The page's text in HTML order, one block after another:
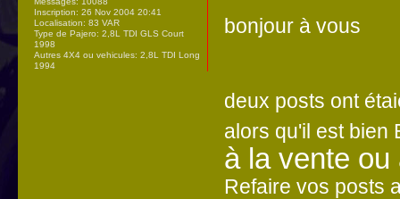
bonjour à vous
deux posts ont
alors qu'il est bien
à la vente
Refaire vos posts
Inscription: 26 Nov 2004 20:41
Localisation: 83 VAR
Type de Pajero: 2,8L TDI GLS Court
1998
Autres 4X4 ou vehicules: 2,8L TDI Long
1994